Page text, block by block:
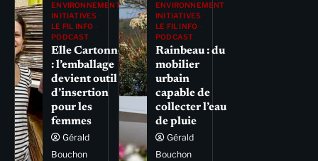
ENVIRONNEMENT
INITIATIVES
LE FIL INFO
PODCAST
Elle Cartonne
: l’emballage
devient outil
d’insertion
pour les
femmes
Gérald
Bouchon
ENVIRONNEMENT
INITIATIVES
LE FIL INFO
PODCAST
Rainbeau : du
mobilier
urbain
capable de
collecter l’eau
de pluie
Gérald
Bouchon